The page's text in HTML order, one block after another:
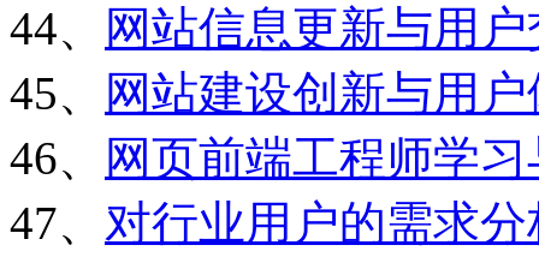
44、
网站信息更新与用
45、
网站建设创新与用
46、
网页前端工程师学
47、 对行业用户的需求